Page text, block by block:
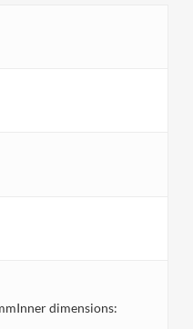
dimensions: